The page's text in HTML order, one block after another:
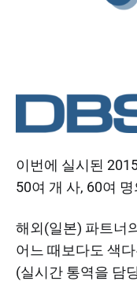
이번에 실시된
50여 개 사, 60여
해외(일본) 파트너
어느 때보다도 색
(실시간 통역을 담